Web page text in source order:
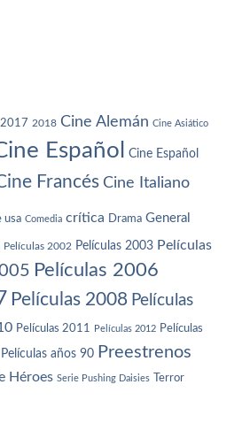
2017 2018 Cine Alemán Cine Asiático
Español Cine Español
Francés Cine Italiano
usa Comedia crítica Drama General
Películas 2002 Películas 2003 Películas
Películas 2006
Películas 2008 Películas
Películas 2011 Películas 2012 Películas
Películas años 90 Preestrenos
Héroes Serie Pushing Daisies Terror